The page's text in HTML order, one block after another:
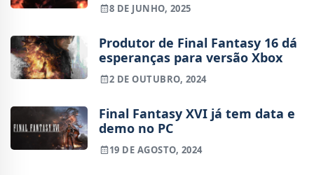
8 DE JUNHO, 2025
Produtor de Final Fantasy 16 dá
esperanças para versão Xbox
2 DE OUTUBRO, 2024
Final Fantasy XVI já tem data e
demo no PC
19 DE AGOSTO, 2024